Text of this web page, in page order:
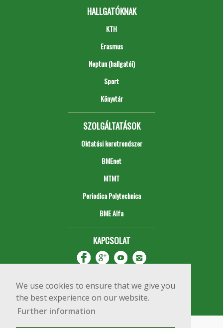
We use cookies to ensure that we give you
the best experience on our website.
Further information
HALLGATÓKNAK
KTH
Erasmus
Neptun (hallgatói)
Sport
Könyvtár
SZOLGÁLTATÁSOK
Oktatási keretrendszer
BMEnet
MTMT
Periodica Polytechnica
BME Alfa
KAPCSOLAT